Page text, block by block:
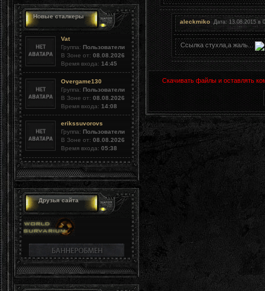
Новые сталкеры
Vat
Группа: Пользователи
В Зоне от: 08.08.2026
Время входа: 14:45
Overgame130
Группа: Пользователи
В Зоне от: 08.08.2026
Время входа: 14:08
erikssuvorovs
Группа: Пользователи
В Зоне от: 08.08.2026
Время входа: 05:38
Друзья сайта
aleckmiko Дата: 13.08.2015 в
Ссылка стухла,а жаль...
Скачивать файлы и оставлять